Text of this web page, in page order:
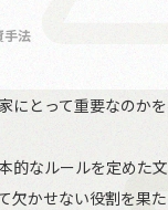
手法
にとって重要なのかを
的なルールを定めた文
欠かせない役割を果た